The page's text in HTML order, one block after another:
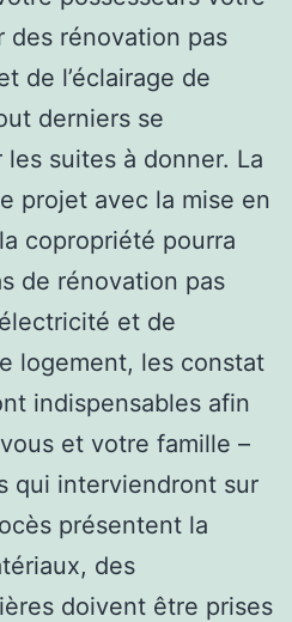
des rénovation pas
de l’éclairage de
derniers se
les suites à donner. La
projet avec la mise en
copropriété pourra
de rénovation pas
et de
logement, les constat
indispensables afin
et votre famille –
qui interviendront sur
présentent la
des
doivent être prises